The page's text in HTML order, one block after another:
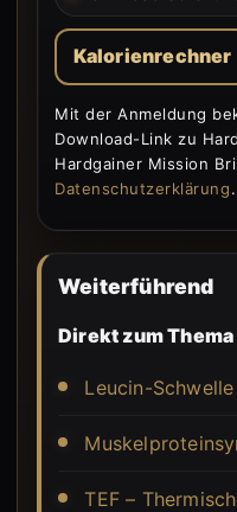
Kalorienrechner
Mit der Anmeldung
Download-Link zu
Hardgainer Mission
Datenschutzerklärung.
Weiterführend
Direkt zum Thema
Leucin-Schwelle
TEF –